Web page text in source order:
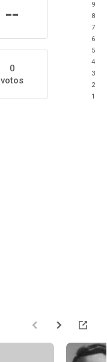
--
0
votos
9
8
7
6
5
4
3
2
1